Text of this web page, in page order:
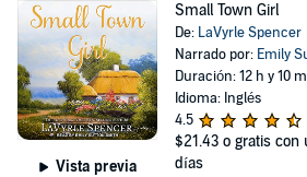
Vista previa
Small Town Girl
De: LaVyrle Spencer
Narrado por: Emily
Duración: 12 h y 10 m
Idioma: Inglés
4.5
$21.43 o gratis con
días